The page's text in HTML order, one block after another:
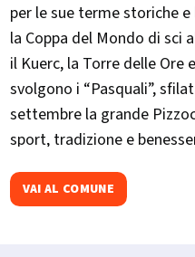
per le sue terme storiche
la Coppa del Mondo di sci
il Kuerc, la Torre delle Ore
svolgono i “Pasquali”,
settembre la grande
sport, tradizione e
VAI AL COMUNE